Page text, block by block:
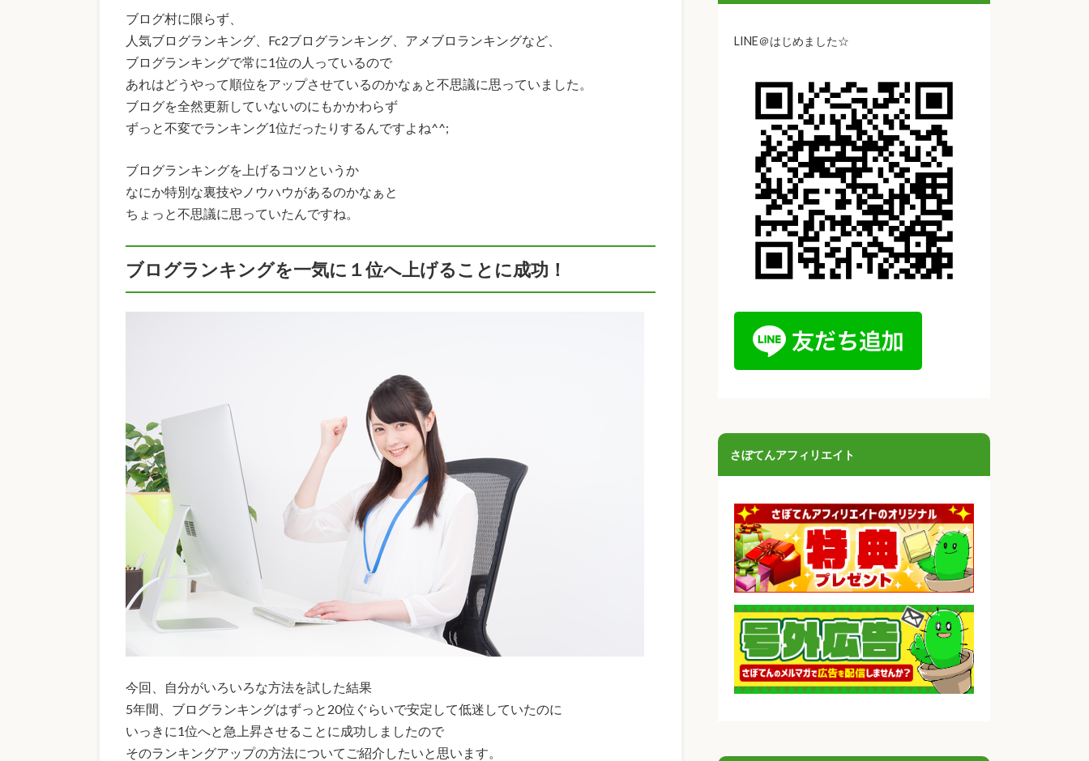
ブログ村に限らず、
人気ブログランキング、Fc2ブログランキング、アメブロランキングなど、
ブログランキングで常に1位の人っているので
あれはどうやって順位をアップさせているのかなぁと不思議に思っていました。
ブログを全然更新していないのにもかかわらず
ずっと不変でランキング1位だったりするんですよね^^;
ブログランキングを上げるコツというか
なにか特別な裏技やノウハウがあるのかなぁと
ちょっと不思議に思っていたんですね。
ブログランキングを一気に１位へ上げることに成功！
今回、自分がいろいろな方法を試した結果
5年間、ブログランキングはずっと20位ぐらいで安定して低迷していたのに
いっきに1位へと急上昇させることに成功しましたので
そのランキングアップの方法についてご紹介したいと思います。
LINE＠はじめました☆
さぼてんアフィリエイト